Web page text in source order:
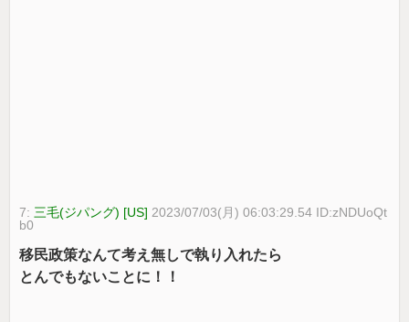
7: 三毛(ジパング) [US] 2023/07/03(月) 06:03:29.54 ID:zNDUoQt
b0
移民政策なんて考え無しで執り入れたら
とんでもないことに！！